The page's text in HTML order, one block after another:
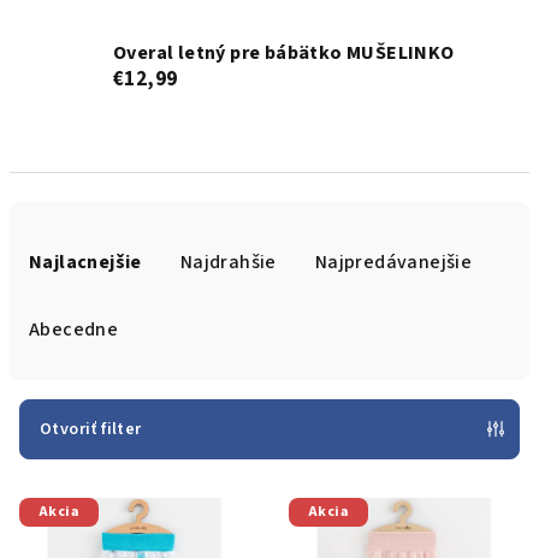
Overal letný pre bábätko MUŠELINKO
€12,99
p
r
o
Najlacnejšie Najdrahšie Najpredávanejšie
Abecedne
Otvoriť filter
V
ý Akcia Akcia